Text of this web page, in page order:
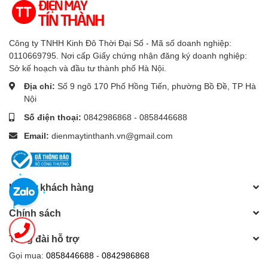
Lọc nhanh tối đa không khí với chế độ Haze
Khi chế độ Haze được kích hoạt, máy lọc sẽ vận hành ở
tốc độ cao nhất trong 60 phút đầu, sau đó luân phiên vận
hành giữa 2 cấp độ thấp và cao trong 20 phút, mang đến
khả năng lọc không khí mạnh mẽ, nhanh chóng.
Công ty TNHH Kinh Đô Thời Đại Số - Mã số doanh nghiệp:
0110669795. Nơi cấp Giấy chứng nhận đăng ký doanh nghiệp:
Sở kế hoạch và đầu tư thành phố Hà Nội.
Địa chỉ: Số 9 ngõ 170 Phố Hồng Tiến, phường Bồ Đề, TP Hà
Nội
Số điện thoại: 0842986868 - 0858446688
Email: dienmaytinthanh.vn@gmail.com
Hỗ trợ khách hàng
Chính sách
Tổng đài hỗ trợ
Gọi mua: 0858446688 - 0842986868